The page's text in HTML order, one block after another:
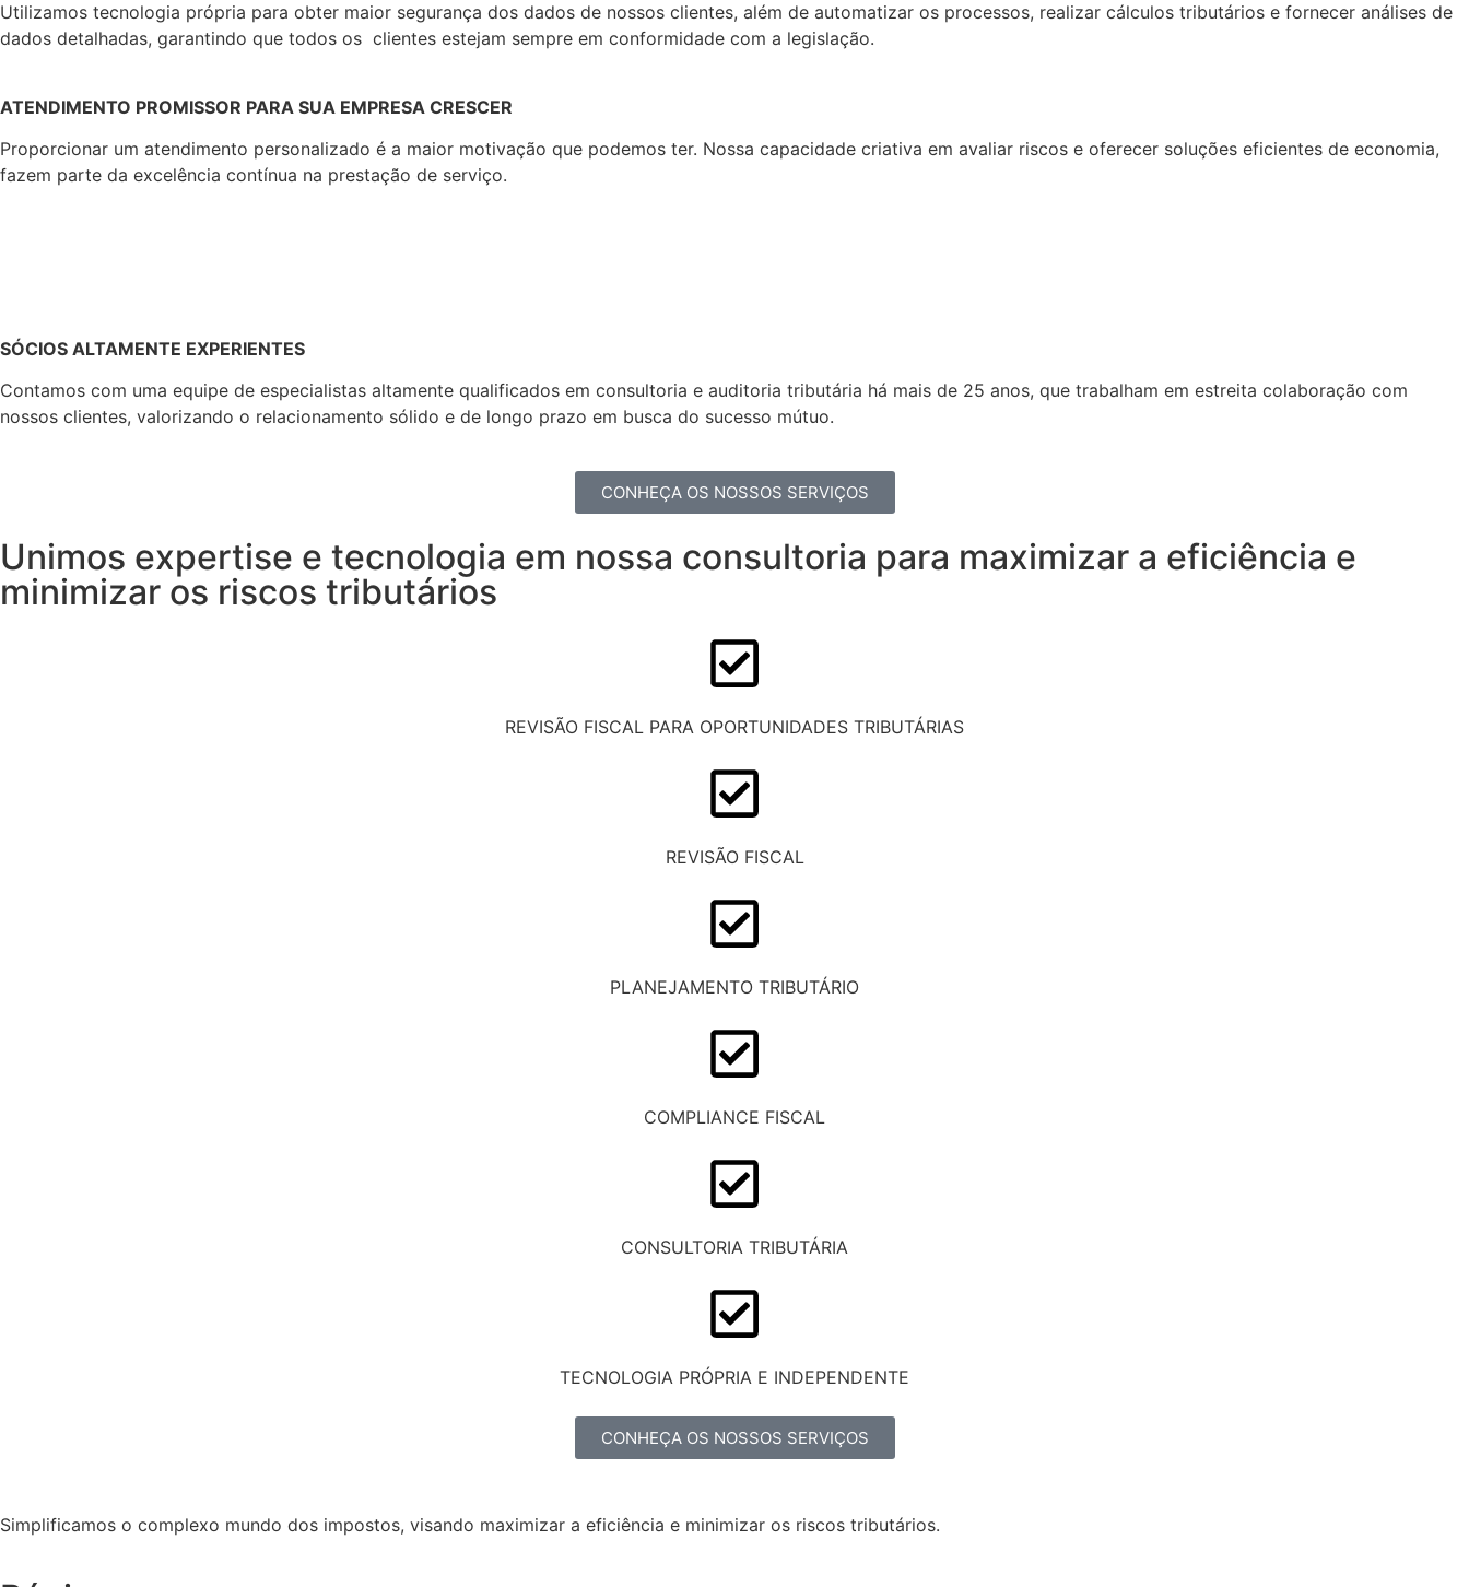
Utilizamos tecnologia própria para obter maior segurança dos dados de nossos clientes, além de automatizar os processos, realizar cálculos tributários e fornecer análises de
dados detalhadas, garantindo que todos os clientes estejam sempre em conformidade com a legislação.
ATENDIMENTO PROMISSOR PARA SUA EMPRESA CRESCER
Proporcionar um atendimento personalizado é a maior motivação que podemos ter. Nossa capacidade criativa em avaliar riscos e oferecer soluções eficientes de economia,
fazem parte da excelência contínua na prestação de serviço.
SÓCIOS ALTAMENTE EXPERIENTES
Contamos com uma equipe de especialistas altamente qualificados em consultoria e auditoria tributária há mais de 25 anos, que trabalham em estreita colaboração com
nossos clientes, valorizando o relacionamento sólido e de longo prazo em busca do sucesso mútuo.
CONHEÇA OS NOSSOS SERVIÇOS
Unimos expertise e tecnologia em nossa consultoria para maximizar a eficiência e
minimizar os riscos tributários
REVISÃO FISCAL PARA OPORTUNIDADES TRIBUTÁRIAS
REVISÃO FISCAL
PLANEJAMENTO TRIBUTÁRIO
COMPLIANCE FISCAL
CONSULTORIA TRIBUTÁRIA
TECNOLOGIA PRÓPRIA E INDEPENDENTE
CONHEÇA OS NOSSOS SERVIÇOS
Simplificamos o complexo mundo dos impostos, visando maximizar a eficiência e minimizar os riscos tributários.